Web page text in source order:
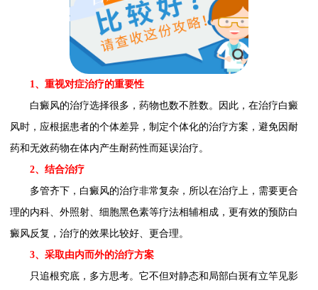
1、重视对症治疗的重要性
白癜风的治疗选择很多，药物也数不胜数。因此，在治疗白癜
风时，应根据患者的个体差异，制定个体化的治疗方案，避免因耐
药和无效药物在体内产生耐药性而延误治疗。
2、结合治疗
多管齐下，白癜风的治疗非常复杂，所以在治疗上，需要更合
理的内科、外照射、细胞黑色素等疗法相辅相成，更有效的预防白
癜风反复，治疗的效果比较好、更合理。
3、采取由内而外的治疗方案
只追根究底，多方思考。它不但对静态和局部白斑有立竿见影